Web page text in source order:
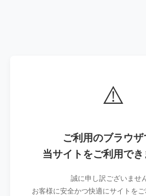
⚠️
ご利用のブラウ
当サイトをご利用でき
誠に申し訳ございませ
お客様に安全かつ快適にサイトを